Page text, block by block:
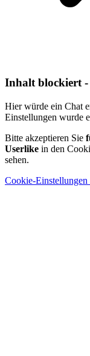
Inhalt blockiert -
Hier würde ein Chat
Einstellungen wurde
Bitte akzeptieren Sie
Userlike in den
sehen.
Cookie-Einstellungen